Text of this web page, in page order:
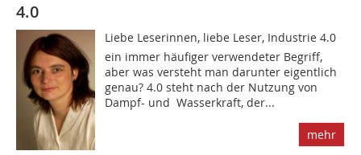
4.0
Liebe Leserinnen, liebe Leser, Industrie 4.0 
ein immer häufiger verwendeter Begriff,
aber was versteht man darunter eigentlich
genau? 4.0 steht nach der Nutzung von
Dampf- und Wasserkraft, der...
mehr